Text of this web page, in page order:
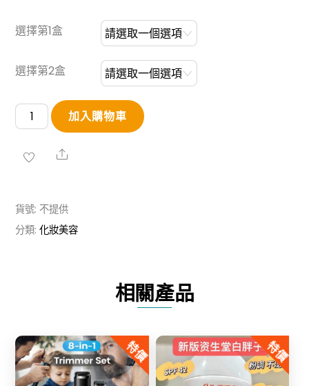
選擇第1盒
選擇第2盒
國
REEDLE
效
全
華
數
量
加入購物車
Share
貨號: 不提供
分類:化妝美容
相關產品
特價 特價